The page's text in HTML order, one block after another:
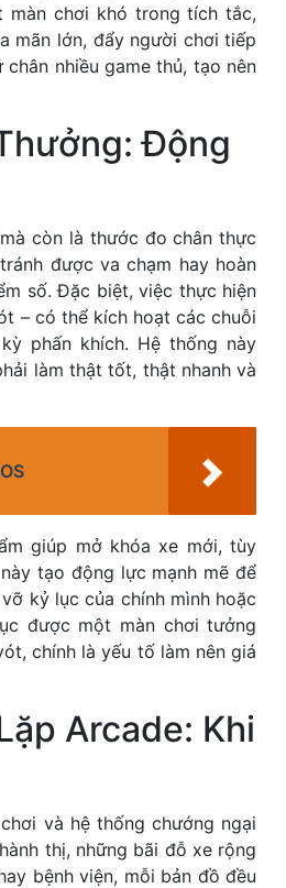
màn chơi khó trong tích tắc,
mãn lớn, đẩy người chơi tiếp
nhiều game thủ, tạo nên
Động
còn là thước đo chân thực
được va chạm hay hoàn
số. Đặc biệt, việc thực hiện
– có thể kích hoạt các chuỗi
phấn khích. Hệ thống này
làm thật tốt, thật nhanh và
giúp mở khóa xe mới, tùy
tạo động lực mạnh mẽ để
kỷ lục của chính mình hoặc
được một màn chơi tưởng
chính là yếu tố làm nên giá
Arcade: Khi
và hệ thống chướng ngại
thị, những bãi đỗ xe rộng
bệnh viện, mỗi bản đồ đều